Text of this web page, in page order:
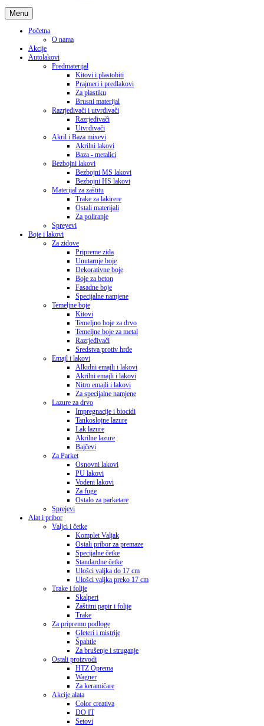
Menu
Početna
O nama
Akcije
Autolakovi
Predmaterijal
Kitovi i plastobiti
Prajmeri i predlakovi
Za plastiku
Brusni materijal
Razrjeđivači i utvrđivači
Razrjeđivači
Utvrđivači
Akril i Baza mixevi
Akrilni lakovi
Baza - metalici
Bezbojni lakovi
Bezbojni MS lakovi
Bezbojni HS lakovi
Materijal za zaštitu
Trake za lakirere
Ostali materijali
Za poliranje
Spreyevi
Boje i lakovi
Za zidove
Pripreme zida
Unutarnje boje
Dekorativne boje
Boje za beton
Fasadne boje
Specijalne namjene
Temeljne boje
Kitovi
Temeljno boje za drvo
Temeljne boje za metal
Razrjeđivači
Sredstva protiv hrđe
Emajl i lakovi
Alkidni emajli i lakovi
Akrilni emajli i lakovi
Nitro emajli i lakovi
Za specijalne namjene
Lazure za drvo
Impregnacije i biocidi
Tankoslojne lazure
Lak lazure
Akrilne lazure
Bajčevi
Za Parket
Osnovni lakovi
PU lakovi
Vodeni lakovi
Za fuge
Ostalo za parketare
Sprejevi
Alat i pribor
Valjci i četke
Komplet Valjak
Ostali pribor za premaze
Specijalne četke
Standardne četke
Ulošci valjka do 17 cm
Ulošci valjka preko 17 cm
Trake i folije
Skalperi
Zaštitni papir i folije
Trake
Za pripremu podloge
Gleteri i mistrije
Špahtle
Za brušenje i struganje
Ostali proizvodi
HTZ Oprema
Wagner
Za keramičare
Akcije alata
Color creativa
DO IT
Setovi